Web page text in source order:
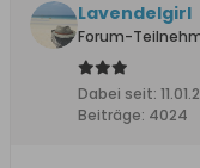
Lavendelgirl
Forum-
Dabei seit:
Beiträge: 4024